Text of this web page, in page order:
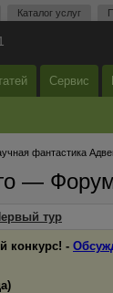
Каталог услуг
Сервис
фантастика
—
тур
конкурс! -